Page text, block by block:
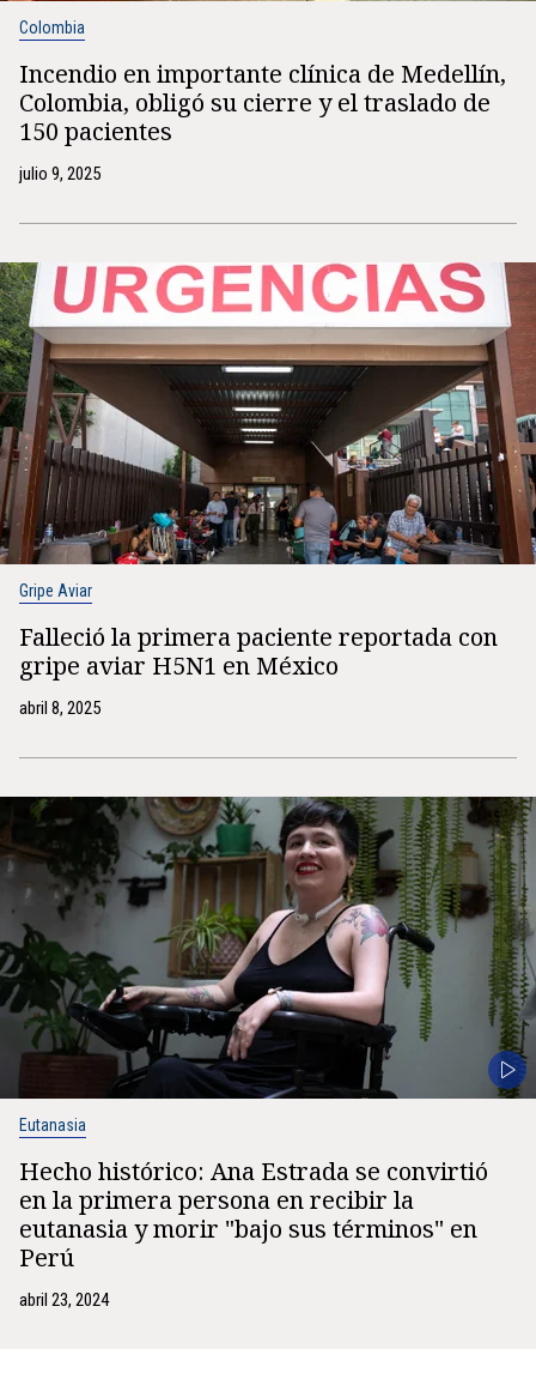
Colombia
Incendio en importante clínica de Medellín,
Colombia, obligó su cierre y el traslado de
150 pacientes
julio 9, 2025
Gripe Aviar
Falleció la primera paciente reportada con
gripe aviar H5N1 en México
abril 8, 2025
Eutanasia
Hecho histórico: Ana Estrada se convirtió
en la primera persona en recibir la
eutanasia y morir "bajo sus términos" en
Perú
abril 23, 2024